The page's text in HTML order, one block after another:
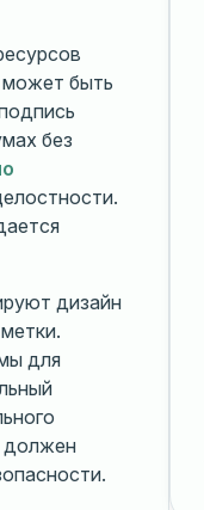
может быть
без
дизайн
для
должен